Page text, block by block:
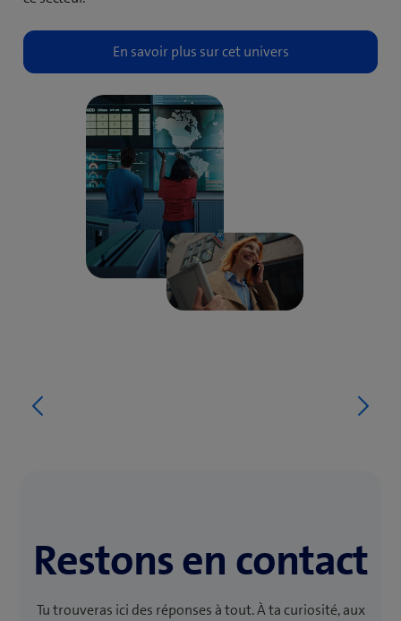
Restons en contact
Tu trouveras ici des réponses à tout. À ta curiosité, aux